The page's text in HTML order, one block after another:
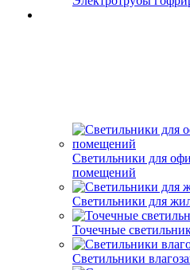
Светильники для
помещений
Светильники для
Точечные
Светильники